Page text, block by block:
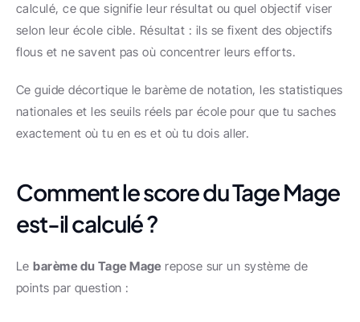
calculé, ce que signifie leur résultat ou quel objectif viser
selon leur école cible. Résultat : ils se fixent des objectifs
flous et ne savent pas où concentrer leurs efforts.
Ce guide décortique le barème de notation, les statistiques
nationales et les seuils réels par école pour que tu saches
exactement où tu en es et où tu dois aller.
Comment le score du Tage Mage
est-il calculé ?
Le barème du Tage Mage repose sur un système de
points par question :